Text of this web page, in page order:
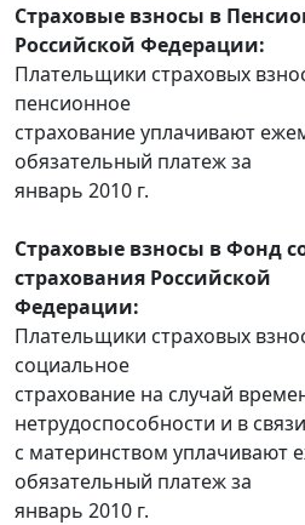
Страховые взносы в
Российской Федерации:
Плательщики страховых
пенсионное
страхование уплачивают
обязательный платеж за
январь 2010 г.
Страховые взносы в Фонд
страхования Российской
Федерации:
Плательщики страховых
социальное
страхование на случай
нетрудоспособности и в связи
с материнством уплачивают
обязательный платеж за
январь 2010 г.